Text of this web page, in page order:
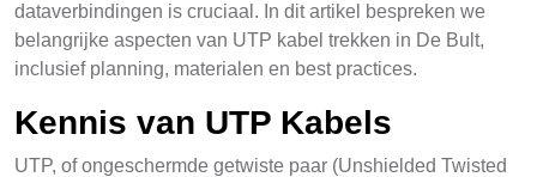
dataverbindingen is cruciaal. In dit artikel bespreken we
belangrijke aspecten van UTP kabel trekken in De Bult,
inclusief planning, materialen en best practices.
Kennis van UTP Kabels
UTP, of ongeschermde getwiste paar (Unshielded Twisted